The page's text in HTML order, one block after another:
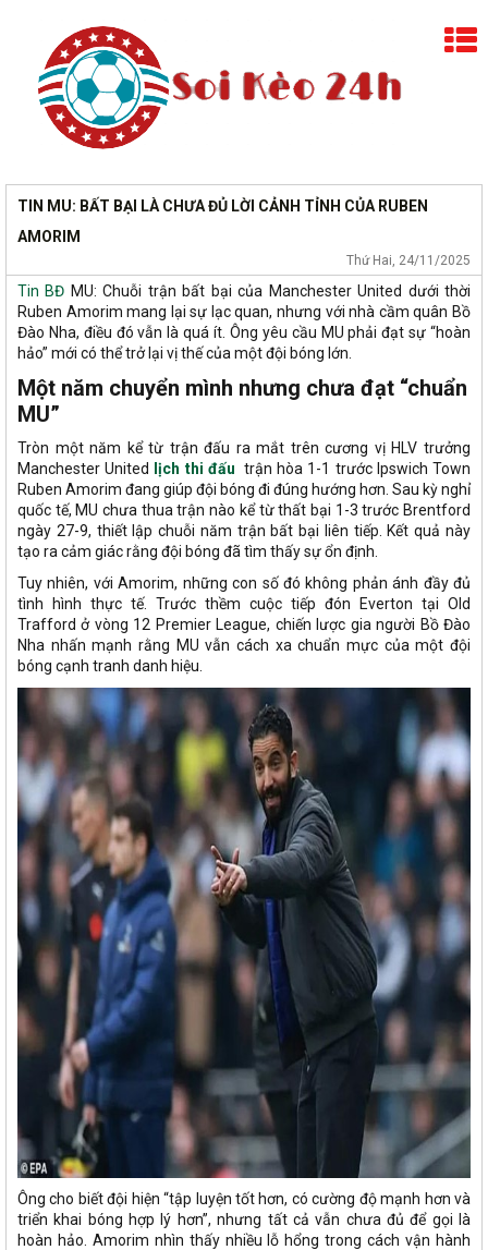
TIN MU: BẤT BẠI LÀ CHƯA ĐỦ LỜI CẢNH TỈNH CỦA RUBEN
AMORIM
Thứ Hai, 24/11/2025
Tin BĐ MU: Chuỗi trận bất bại của Manchester United dưới thời
Ruben Amorim mang lại sự lạc quan, nhưng với nhà cầm quân Bồ
Đào Nha, điều đó vẫn là quá ít. Ông yêu cầu MU phải đạt sự “hoàn
hảo” mới có thể trở lại vị thế của một đội bóng lớn.
Một năm chuyển mình nhưng chưa đạt “chuẩn
MU”
Tròn một năm kể từ trận đấu ra mắt trên cương vị HLV trưởng
Manchester United
lịch thi đấu trận hòa 1-1 trước Ipswich Town
Ruben Amorim đang giúp đội bóng đi đúng hướng hơn. Sau kỳ nghỉ
quốc tế, MU chưa thua trận nào kể từ thất bại 1-3 trước Brentford
ngày 27-9, thiết lập chuỗi năm trận bất bại liên tiếp. Kết quả này
tạo ra cảm giác rằng đội bóng đã tìm thấy sự ổn định.
Tuy nhiên, với Amorim, những con số đó không phản ánh đầy đủ
tình hình thực tế. Trước thềm cuộc tiếp đón Everton tại Old
Trafford ở vòng 12 Premier League, chiến lược gia người Bồ Đào
Nha nhấn mạnh rằng MU vẫn cách xa chuẩn mực của một đội
bóng cạnh tranh danh hiệu.
Ông cho biết đội hiện “tập luyện tốt hơn, có cường độ mạnh hơn và
triển khai bóng hợp lý hơn”, nhưng tất cả vẫn chưa đủ để gọi là
hoàn hảo. Amorim nhìn thấy nhiều lỗ hổng trong cách vận hành